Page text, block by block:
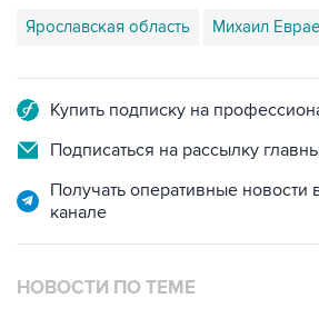
Ярославская область Михаил
Купить подписку на
Подписаться на рассылку
Получать оперативные
канале
НОВОСТИ ПО ТЕМЕ